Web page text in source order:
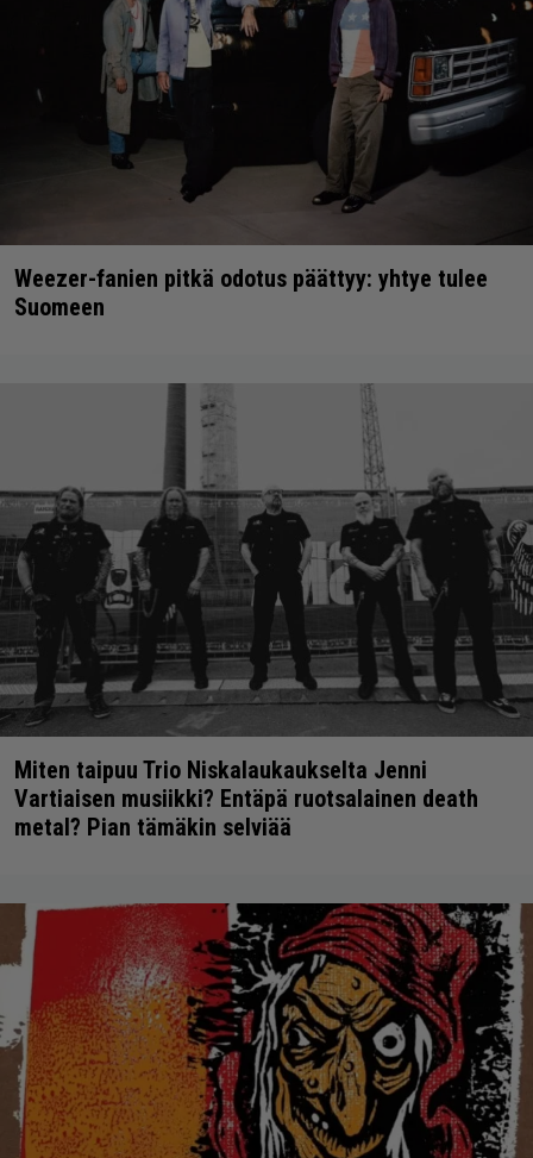
Weezer-fanien pitkä odotus päättyy: yhtye tulee
Suomeen
Miten taipuu Trio Niskalaukaukselta Jenni
Vartiaisen musiikki? Entäpä ruotsalainen death
metal? Pian tämäkin selviää